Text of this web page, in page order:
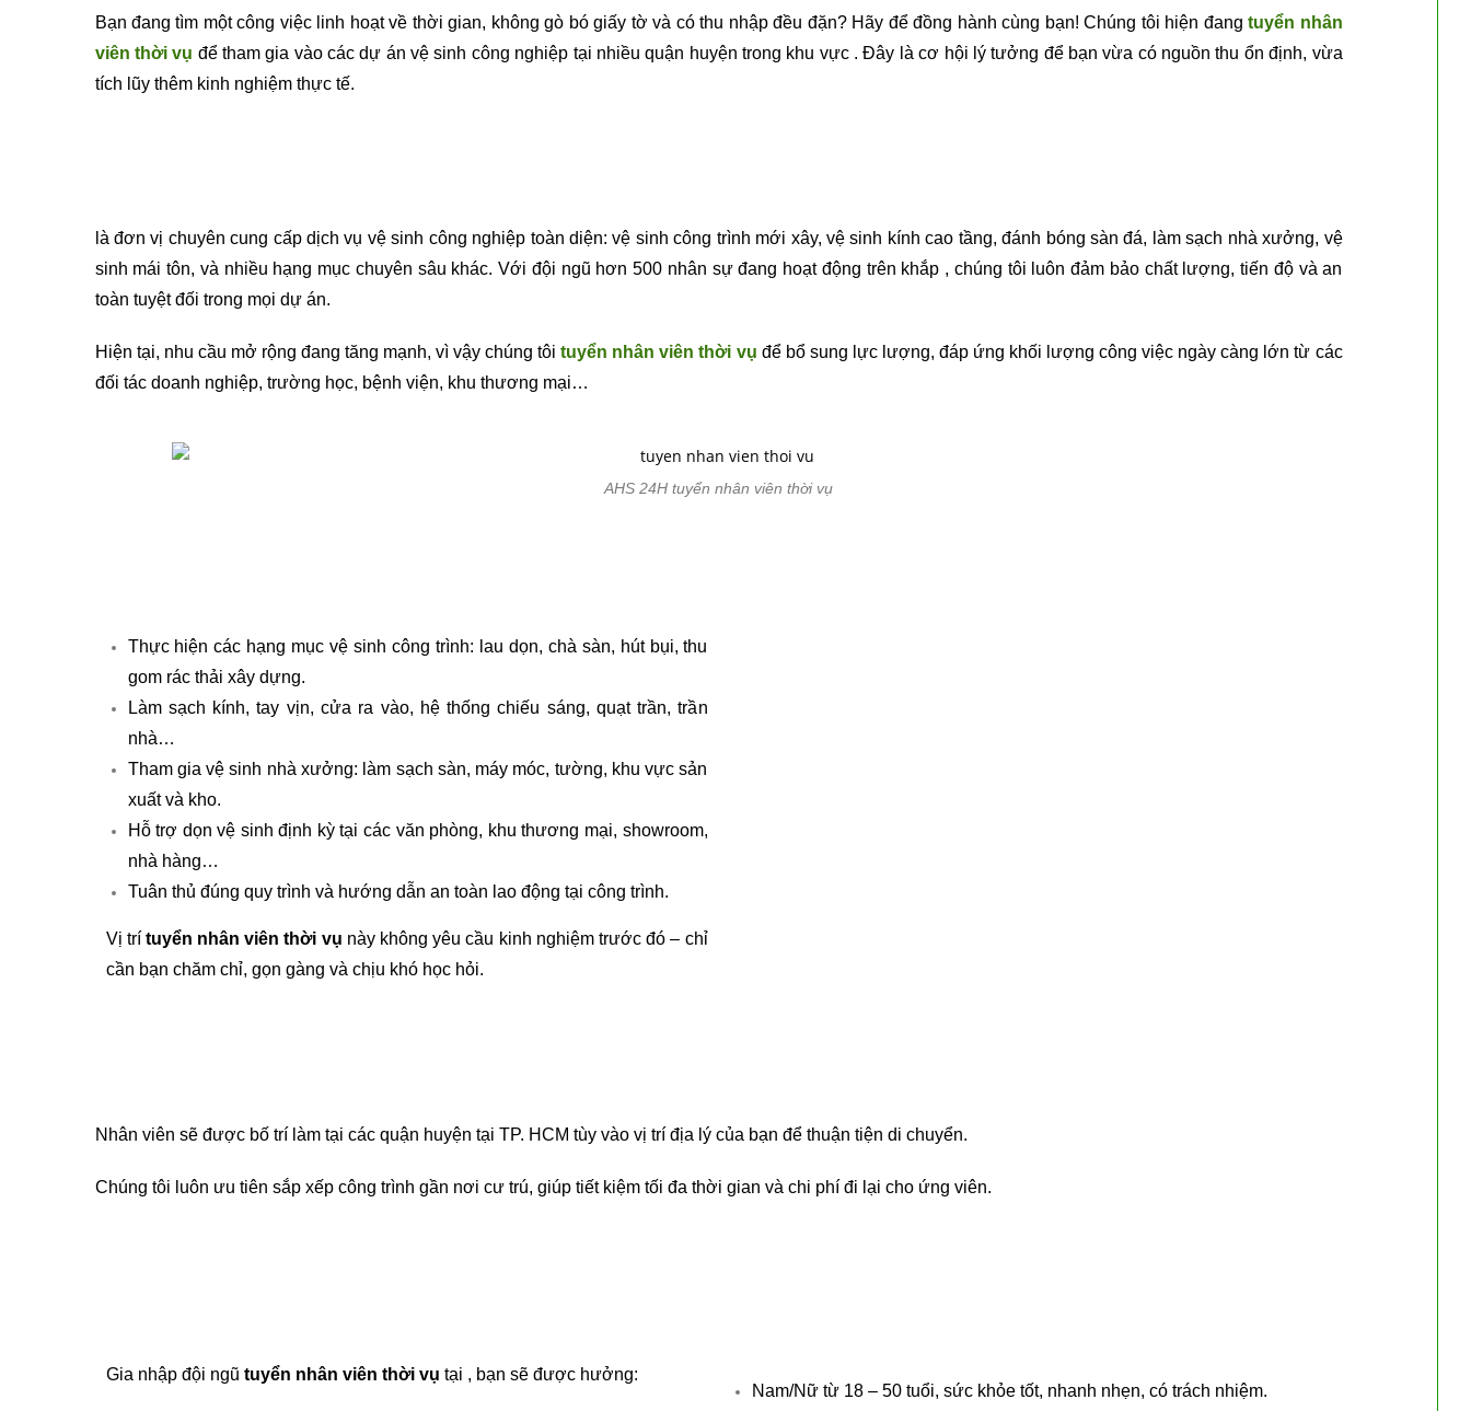
Bạn đang tìm một công việc linh hoạt về thời gian, không gò bó giấy tờ và có thu nhập đều đặn? Hãy để đồng hành cùng bạn! Chúng tôi hiện đangtuyển nhân
viên thời vụ để tham gia vào các dự án vệ sinh công nghiệp tại nhiều quận huyện trong khu vực . Đây là cơ hội lý tưởng để bạn vừa có nguồn thu ổn định, vừa
tích lũy thêm kinh nghiệm thực tế.
là đơn vị chuyên cung cấp dịch vụ vệ sinh công nghiệp toàn diện: vệ sinh công trình mới xây, vệ sinh kính cao tầng, đánh bóng sàn đá, làm sạch nhà xưởng, vệ
sinh mái tôn, và nhiều hạng mục chuyên sâu khác. Với đội ngũ hơn 500 nhân sự đang hoạt động trên khắp , chúng tôi luôn đảm bảo chất lượng, tiến độ và an
toàn tuyệt đối trong mọi dự án.
Hiện tại, nhu cầu mở rộng đang tăng mạnh, vì vậy chúng tôituyển nhân viên thời vụ để bổ sung lực lượng, đáp ứng khối lượng công việc ngày càng lớn từ các
đối tác doanh nghiệp, trường học, bệnh viện, khu thương mại…
AHS 24H tuyển nhân viên thời vụ
Thực hiện các hạng mục vệ sinh công trình: lau dọn, chà sàn, hút bụi, thu
gom rác thải xây dựng.
Làm sạch kính, tay vịn, cửa ra vào, hệ thống chiếu sáng, quạt trần, trần
nhà…
Tham gia vệ sinh nhà xưởng: làm sạch sàn, máy móc, tường, khu vực sản
xuất và kho.
Hỗ trợ dọn vệ sinh định kỳ tại các văn phòng, khu thương mại, showroom,
nhà hàng…
Tuân thủ đúng quy trình và hướng dẫn an toàn lao động tại công trình.
Vị trí tuyển nhân viên thời vụ này không yêu cầu kinh nghiệm trước đó – chỉ
cần bạn chăm chỉ, gọn gàng và chịu khó học hỏi.
Nhân viên sẽ được bố trí làm tại các quận huyện tại TP. HCM tùy vào vị trí địa lý của bạn để thuận tiện di chuyển.
Chúng tôi luôn ưu tiên sắp xếp công trình gần nơi cư trú, giúp tiết kiệm tối đa thời gian và chi phí đi lại cho ứng viên.
Gia nhập đội ngũ tuyển nhân viên thời vụ tại , bạn sẽ được hưởng:
Nam/Nữ từ 18 – 50 tuổi, sức khỏe tốt, nhanh nhẹn, có trách nhiệm.